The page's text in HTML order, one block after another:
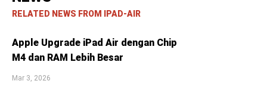
RELATED NEWS FROM IPAD-AIR
Apple Upgrade iPad Air dengan Chip
M4 dan RAM Lebih Besar
Mar 3, 2026